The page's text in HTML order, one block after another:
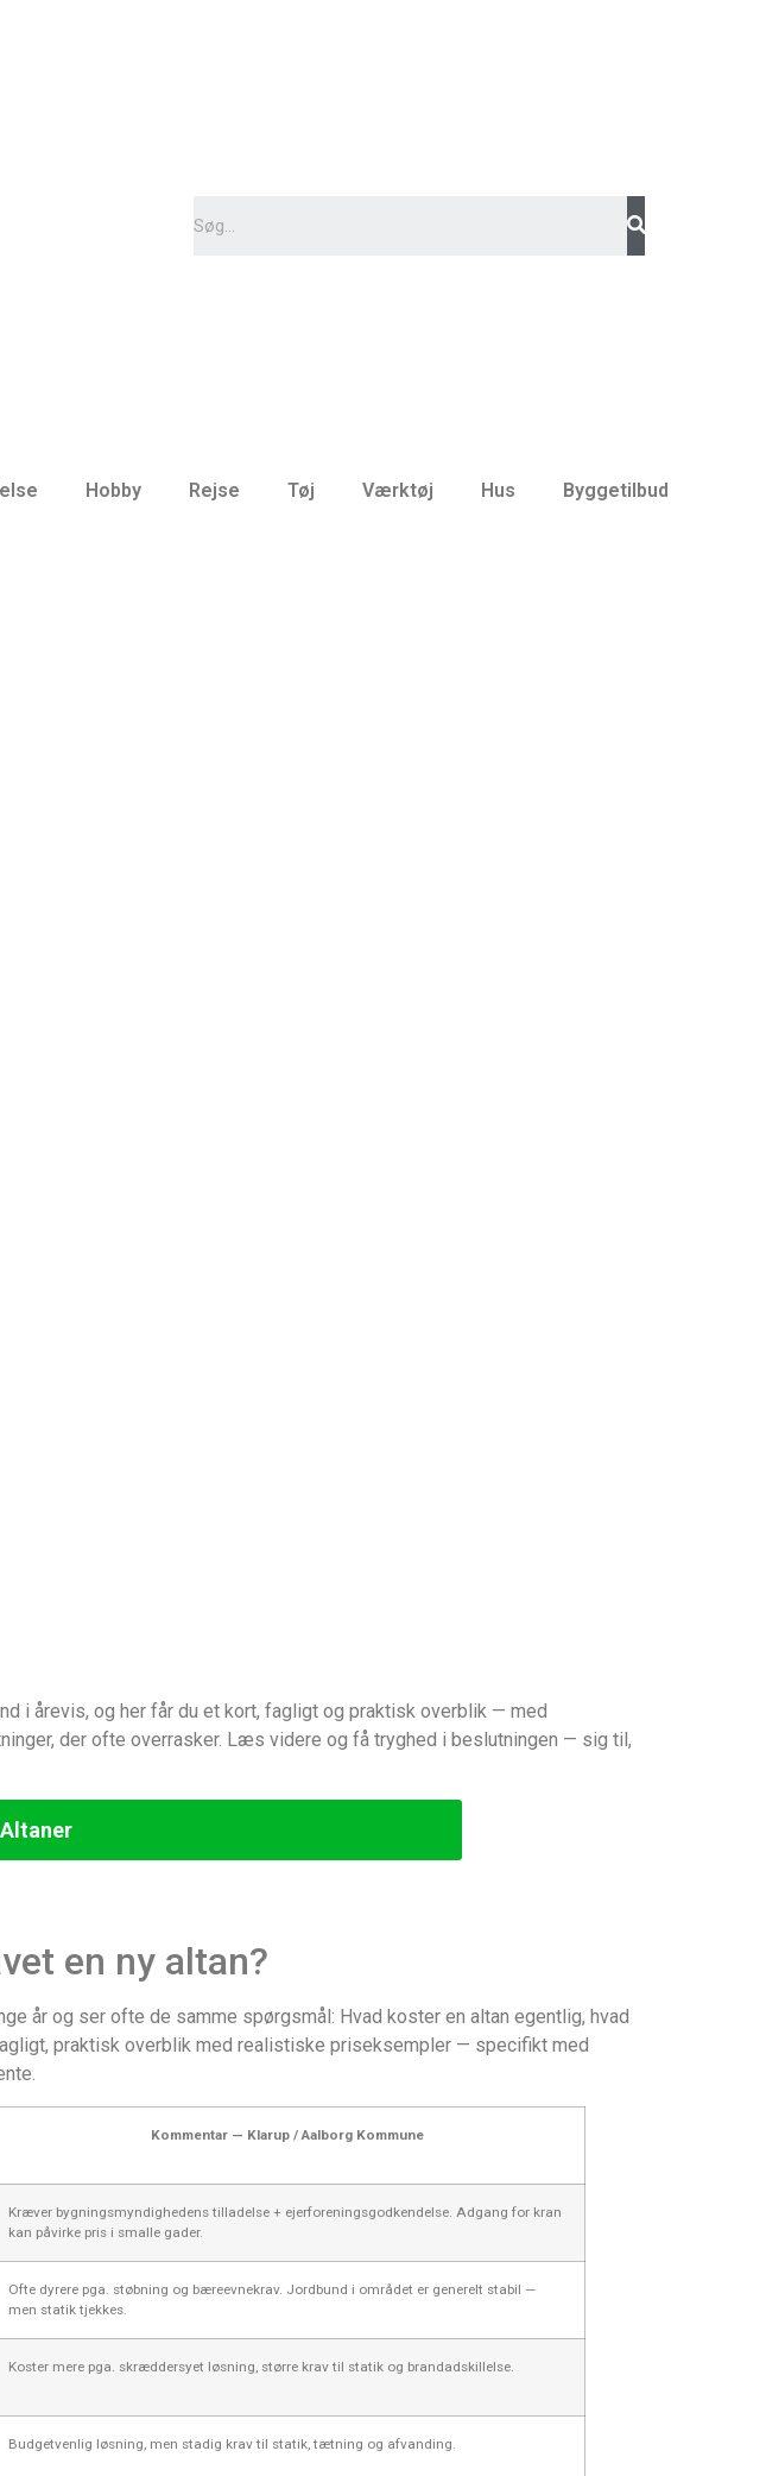
Hobby Rejse Tøj Værktøj Hus Byggetilbud
i årevis, og her får du et kort, fagligt og praktisk overblik — med
der ofte overrasker. Læs videre og få tryghed i beslutningen — sig til,
en ny altan?
år og ser ofte de samme spørgsmål: Hvad koster en altan egentlig, hvad
praktisk overblik med realistiske priseksempler — specifikt med
Kommentar — Klarup / Aalborg Kommune
Kræver bygningsmyndighedens tilladelse + ejerforeningsgodkendelse. Adgang for kran
kan påvirke pris i smalle gader.
Ofte dyrere pga. støbning og bæreevnekrav. Jordbund i området er generelt stabil —
men statik tjekkes.
Koster mere pga. skræddersyet løsning, større krav til statik og brandadskillelse.
Budgetvenlig løsning, men stadig krav til statik, tætning og afvanding.